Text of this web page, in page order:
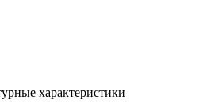
характеристики